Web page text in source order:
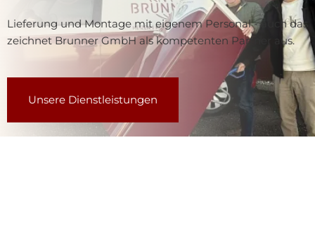
Lieferung und Montage mit eigenem Personal - auch das
zeichnet Brunner GmbH als kompetenten Partner aus.
Unsere Dienstleistungen